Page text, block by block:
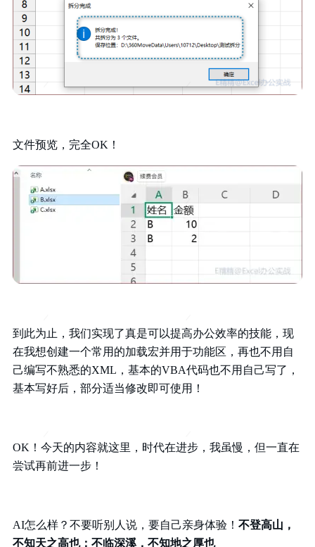
文件预览，完全OK！
到此为止，我们实现了真是可以提高办公效率的技能，现
在我想创建一个常用的加载宏并用于功能区，再也不用自
己编写不熟悉的XML，基本的VBA代码也不用自己写了，
基本写好后，部分适当修改即可使用！
OK！今天的内容就这里，时代在进步，我虽慢，但一直在
尝试再前进一步！
AI怎么样？不要听别人说，要自己亲身体验！ 不登高山，
不知天之高也；不临深溪，不知地之厚也